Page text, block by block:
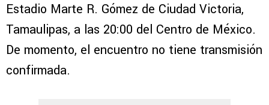
Estadio Marte R. Gómez de Ciudad Victoria,
Tamaulipas, a las 20:00 del Centro de México.
De momento, el encuentro no tiene transmisión
confirmada.